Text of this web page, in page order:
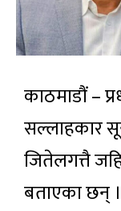
काठमाडौं –
सल्लाहकार
जितेलगत्तै
बताएका छन् ।